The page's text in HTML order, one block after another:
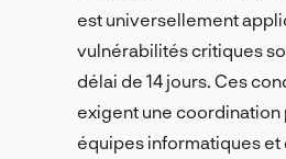
est universellement
vulnérabilités critiques
délai de 14 jours. Ces
exigent une
équipes informatiques et